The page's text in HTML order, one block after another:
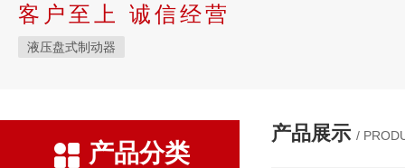
客户至上 诚信经营
液压盘式制动器
产品分类
产品展示 /